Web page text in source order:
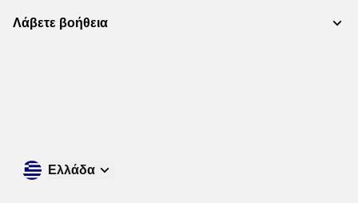
Λάβετε βοήθεια
Ελλάδα